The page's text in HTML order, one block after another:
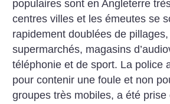
populaires sont en Angleterre
centres villes et les émeutes se
rapidement doublées de
supermarchés, magasins
téléphonie et de sport. La police
pour contenir une foule et non
groupes très mobiles, a été prise